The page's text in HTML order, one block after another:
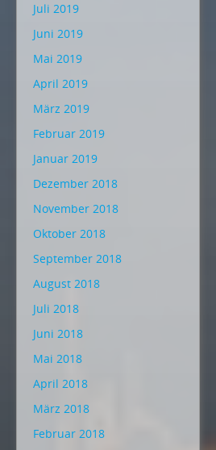
Juli 2019
Juni 2019
Mai 2019
April 2019
März 2019
Februar 2019
Januar 2019
Dezember 2018
November 2018
Oktober 2018
September 2018
August 2018
Juli 2018
Juni 2018
Mai 2018
April 2018
März 2018
Februar 2018